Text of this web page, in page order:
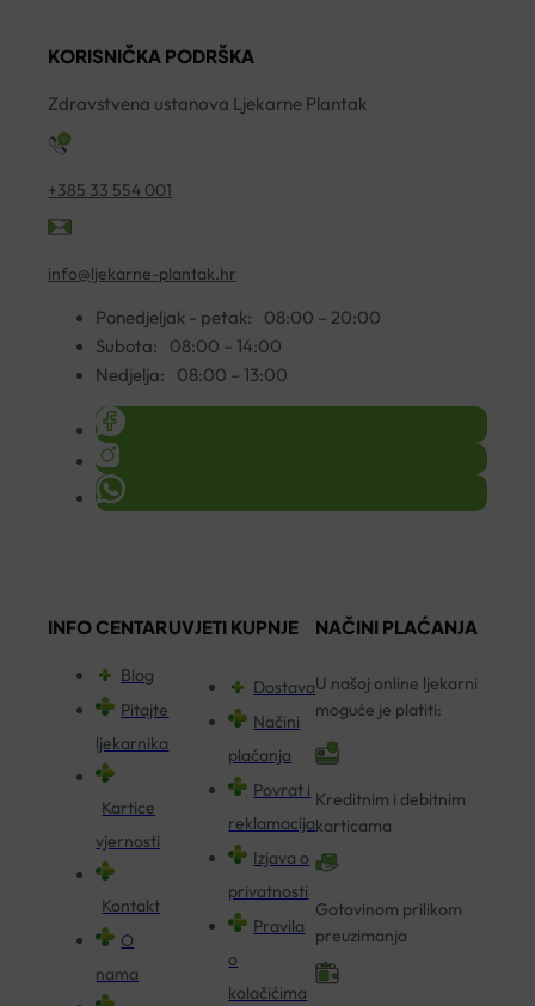
KORISNIČKA PODRŠKA
Zdravstvena ustanova Ljekarne Plantak
+385 33 554 001
info@ljekarne-plantak.hr
Ponedjeljak - petak:
08:00 – 20:00
Subota:
08:00 – 14:00
Nedjelja:
08:00 – 13:00
INFO CENTAR
Blog
Pitajte
ljekarnika
Kartice
vjernosti
Kontakt
O
nama
UVJETI KUPNJE
Dostava
Načini
plaćanja
Povrat i
reklamacija
Izjava o
privatnosti
Pravila
o
kolačićima
NAČINI PLAĆANJA
U našoj online ljekarni
moguće je platiti:
Kreditnim i debitnim
karticama
Gotovinom prilikom
preuzimanja